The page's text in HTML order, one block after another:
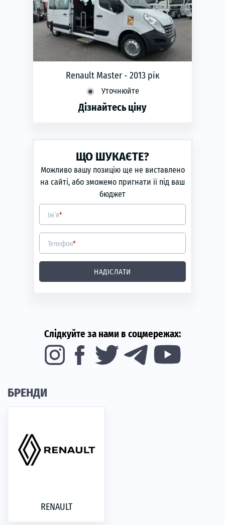
Renault Master - 2013 рік
Уточнюйте
Дізнайтесь ціну
Рік виготовлення:2013
Коробка передач:механічна
Тип двигуна: Дизель
2.3
Потужність двигуна (к.с.):120
Потужність двигуна (кВт):
ЩО ШУКАЄТЕ?
Можливо вашу позицію ще не виставлено
на сайті, або зможемо пригнати її під ваш
бюджет
Ім’я*
Телефон*
НАДІСЛАТИ
Слідкуйте за нами в соцмережах:
БРЕНДИ
RENAULT